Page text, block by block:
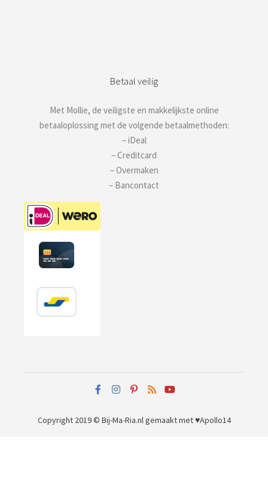
Betaal veilig
Met Mollie, de veiligste en makkelijkste online
betaaloplossing met de volgende betaalmethoden:
– iDeal
– Creditcard
– Overmaken
– Bancontact
Copyright 2019 © Bij-Ma-Ria.nlgemaakt met ♥Apollo14